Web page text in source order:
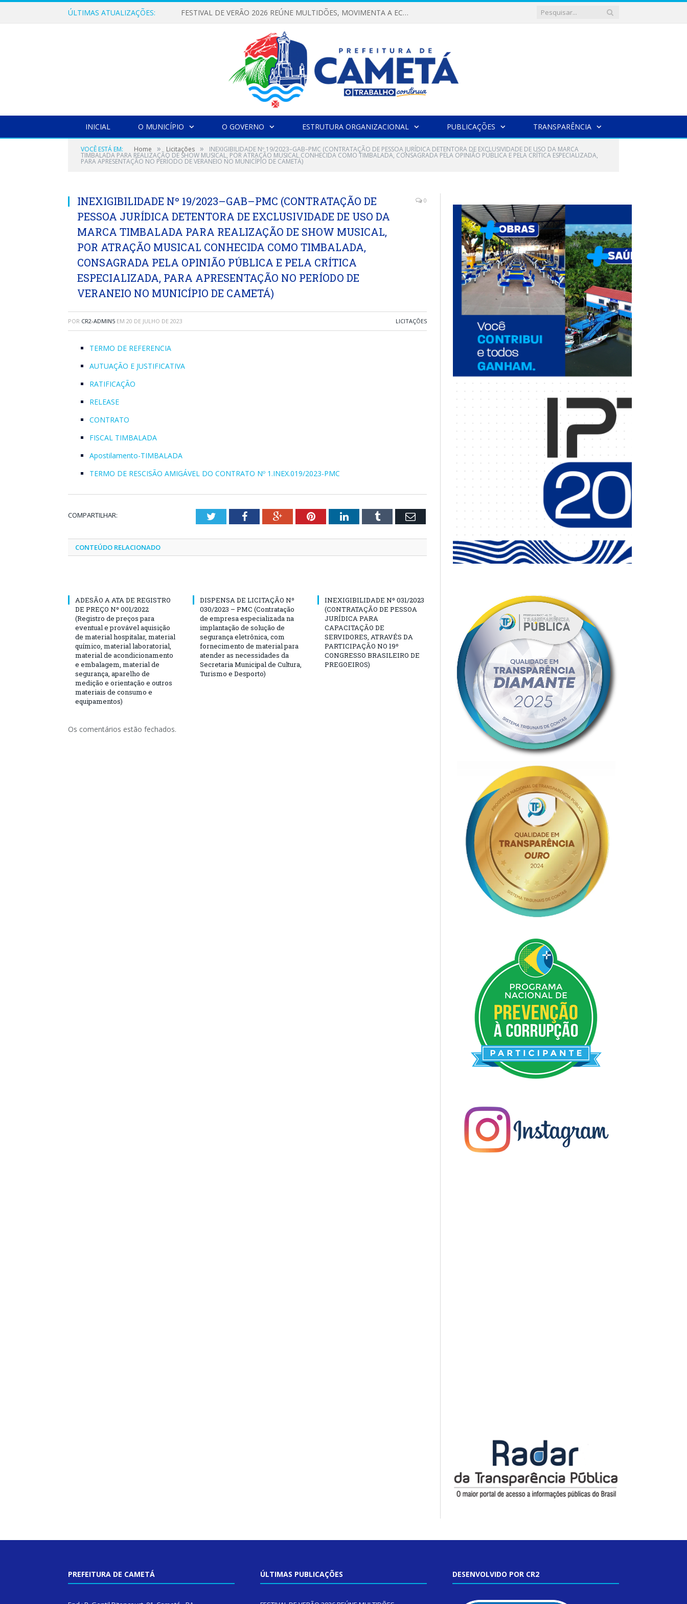
ÚLTIMAS ATUALIZAÇÕES: FESTIVAL DE VERÃO 2026 REÚNE MULTIDÕES, MOVIMENTA A ECONOMIA E FORTALECE A CULTURA LOCAL
INICIAL O MUNICÍPIO O GOVERNO ESTRUTURA ORGANIZACIONAL PUBLICAÇÕES TRANSPARÊNCIA
VOCÊ ESTÁ EM: Home » Licitações » INEXIGIBILIDADE Nº 19/2023–GAB–PMC (CONTRATAÇÃO DE PESSOA JURÍDICA DETENTORA DE EXCLUSIVIDADE DE USO DA MARCA
TIMBALADA PARA REALIZAÇÃO DE SHOW MUSICAL, POR ATRAÇÃO MUSICAL CONHECIDA COMO TIMBALADA, CONSAGRADA PELA OPINIÃO PÚBLICA E PELA CRÍTICA ESPECIALIZADA,
PARA APRESENTAÇÃO NO PERÍODO DE VERANEIO NO MUNICÍPIO DE CAMETÁ)
INEXIGIBILIDADE Nº 19/2023–GAB–PMC (CONTRATAÇÃO DE
PESSOA JURÍDICA DETENTORA DE EXCLUSIVIDADE DE USO DA
MARCA TIMBALADA PARA REALIZAÇÃO DE SHOW MUSICAL,
POR ATRAÇÃO MUSICAL CONHECIDA COMO TIMBALADA,
CONSAGRADA PELA OPINIÃO PÚBLICA E PELA CRÍTICA
ESPECIALIZADA, PARA APRESENTAÇÃO NO PERÍODO DE
VERANEIO NO MUNICÍPIO DE CAMETÁ)
0
POR CR2-ADMIN5 EM 20 DE JULHO DE 2023 LICITAÇÕES
TERMO DE REFERENCIA
AUTUAÇÃO E JUSTIFICATIVA
RATIFICAÇÃO
RELEASE
CONTRATO
FISCAL TIMBALADA
Apostilamento-TIMBALADA
TERMO DE RESCISÃO AMIGÁVEL DO CONTRATO Nº 1.INEX.019/2023-PMC
COMPARTILHAR: TwitterFacebookGoogle+PinterestLinkedInTumblr Email
CONTEÚDO RELACIONADO
ADESÃO A ATA DE REGISTRO
DE PREÇO Nº 001/2022
(Registro de preços para
eventual e provável aquisição
de material hospitalar, material
químico, material laboratorial,
material de acondicionamento
e embalagem, material de
segurança, aparelho de
medição e orientação e outros
materiais de consumo e
equipamentos)
DISPENSA DE LICITAÇÃO Nº
030/2023 – PMC (Contratação
de empresa especializada na
implantação de solução de
segurança eletrônica, com
fornecimento de material para
atender as necessidades da
Secretaria Municipal de Cultura,
Turismo e Desporto)
INEXIGIBILIDADE Nº 031/2023
(CONTRATAÇÃO DE PESSOA
JURÍDICA PARA
CAPACITAÇÃO DE
SERVIDORES, ATRAVÉS DA
PARTICIPAÇÃO NO 19º
CONGRESSO BRASILEIRO DE
PREGOEIROS)
Os comentários estão fechados.
PREFEITURA DE CAMETÁ ÚLTIMAS PUBLICAÇÕES DESENVOLVIDO POR CR2